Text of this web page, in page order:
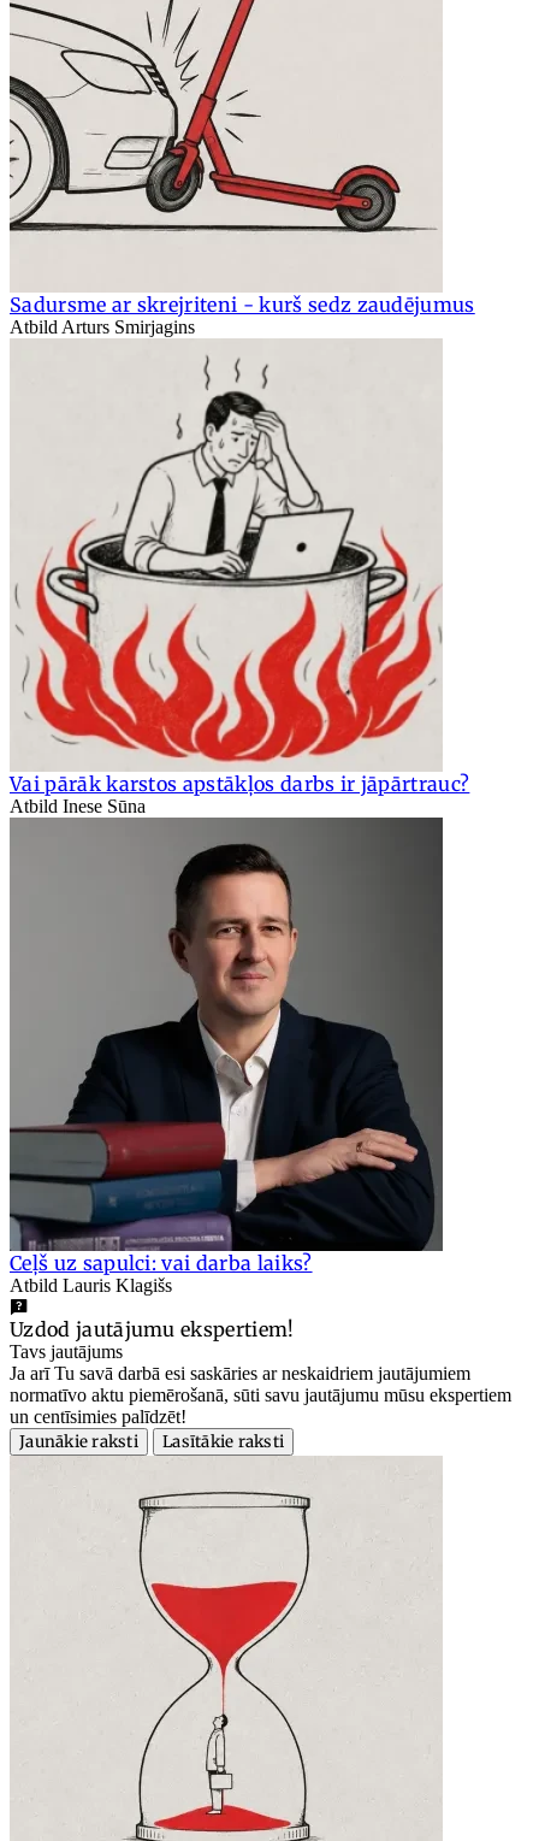
Sadursme ar skrejriteni - kurš sedz zaudējumus
Atbild Arturs Smirjagins
Vai pārāk karstos apstākļos darbs ir jāpārtrauc?
Atbild Inese Sūna
Ceļš uz sapulci: vai darba laiks?
Atbild Lauris Klagišs
Uzdod jautājumu ekspertiem!
Tavs jautājums
Ja arī Tu savā darbā esi saskāries ar neskaidriem jautājumiem
normatīvo aktu piemērošanā, sūti savu jautājumu mūsu ekspertiem
un centīsimies palīdzēt!
Jaunākie raksti
Lasītākie raksti